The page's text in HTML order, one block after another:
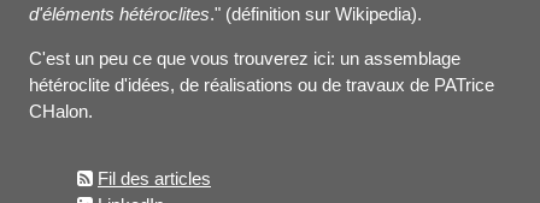
d'éléments hétéroclites." (définition sur Wikipedia).
C'est un peu ce que vous trouverez ici: un assemblage
hétéroclite d'idées, de réalisations ou de travaux de PATrice
CHalon.
Fil des articles